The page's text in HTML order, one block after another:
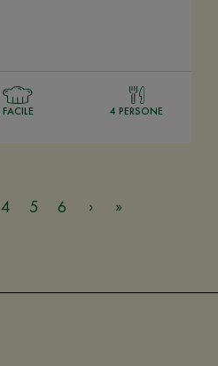
FACILE 4 PERSONE
4 5 6